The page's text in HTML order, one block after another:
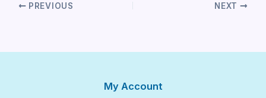
PREVIOUS NEXT
My Account